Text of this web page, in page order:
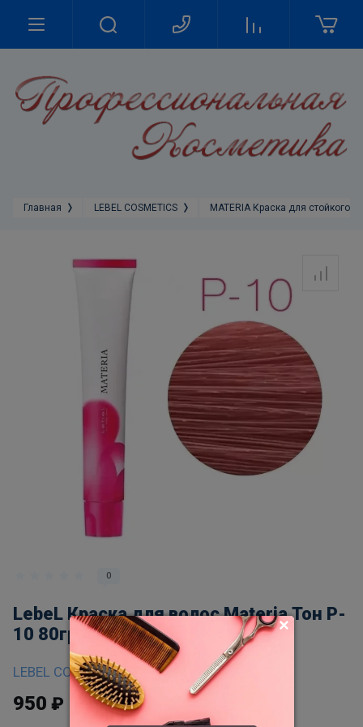
Главная LEBEL COSMETICS MATERIA Краска для стойкого
0
LebeL Краска для волос Materia Тон P-
10 80гр
LEBEL COSMETICS
950 ₽